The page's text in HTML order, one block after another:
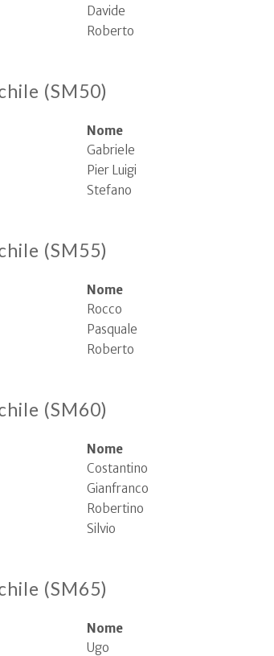
Davide
Roberto
(SM50)
Nome
Gabriele
Pier Luigi
Stefano
(SM55)
Nome
Rocco
Pasquale
Roberto
(SM60)
Nome
Costantino
Gianfranco
Robertino
Silvio
(SM65)
Nome
Ugo